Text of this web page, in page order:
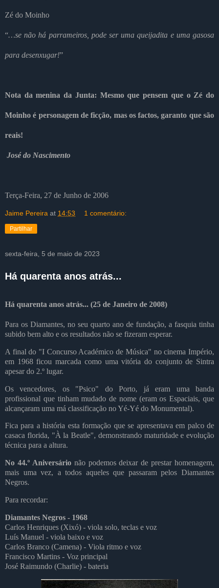
Zé do Moinho
“…se não há parrameiros, pode ser uma queijadita e uma gasosa
para desenxugar!”
Nota da menina da Junta: Mesmo que pensem que o Zé do
Moinho é personagem de ficção, mas os factos, garanto que são
reais!
José do Nascimento
Terça-Feira, 27 de Junho de 2006
Jaime Pereira at 14:53 1 comentário:
Partilhar
sexta-feira, 5 de maio de 2023
Há quarenta anos atrás...
Há quarenta anos atrás... (25 de Janeiro de 2008)
Para os Diamantes, no seu quarto ano de fundação, a fasquia tinha
subido bem alto e os resultados não se fizeram esperar.
A final do "I Concurso Académico de Música" no cinema Império,
em 1968 ficou marcada como uma vitória do conjunto de Sintra
apesar do 2.º lugar.
Os vencedores, os "Psico" do Porto, já eram uma banda
profissional que tinham mudado de nome (eram os Espaciais, que
alcançaram uma má classificação no Yé-Yé do Monumental).
Fica para a história esta formação que se apresentava em palco de
casaca florida, "À la Beatle", demonstrando maturidade e evolução
técnica para a altura.
No 44.º Aniversárionão podemos deixar de prestar homenagem,
mais uma vez, a todos aqueles que passaram pelos Diamantes
Negros.
Para recordar:
Diamantes Negros - 1968
Carlos Henriques (Xixó) - viola solo, teclas e voz
Luís Manuel - viola baixo e voz
Carlos Branco (Camena) - Viola ritmo e voz
Francisco Martins - Voz principal
José Raimundo (Charlie) - bateria